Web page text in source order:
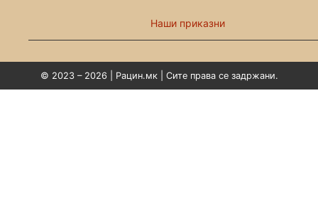
Наши приказни
© 2023 – 2026 | Рацин.мк | Сите права се задржани.